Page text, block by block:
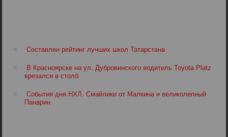
Составлен рейтинг лучших школ Татарстана
В Красноярске на ул. Дубровинского водитель Toyota Platz
врезался в столб
События дня НХЛ. Смайлики от Малкина и великолепный
Панарин